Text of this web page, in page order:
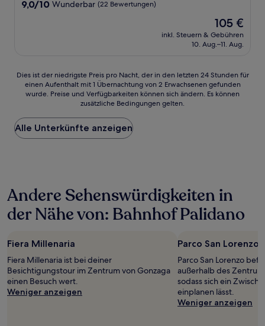
9.0
9,0/10 Wunderbar (22 Bewertungen)
Der
Preis
beträgt
105 €
inkl. Steuern & Gebühren
10. Aug.–11. Aug.
Dies
der
Preis
pro
Nacht,
24 Stunden
für
einen
1 Übernachtung
2 Erwachsenen
gefunden
wurde.
Preise
Dies ist der niedrigste Preis pro Nacht, der in den letzten 24 Stunden für
einen Aufenthalt mit 1 Übernachtung von 2 Erwachsenen gefunden
wurde. Preise und Verfügbarkeiten können sich ändern. Es können
zusätzliche Bedingungen gelten.
Alle Unterkünfte anzeigen
Andere Sehenswürdigkeiten in
der Nähe von: Bahnhof Palidano
Fiera Millenaria
Fiera Millenaria ist bei deiner
Besichtigungstour im Zentrum von Gonzaga
einen Besuch wert.
Weniger anzeigen
Parco San Lorenzo
Parco San Lorenzo
außerhalb des
sodass sich ein
einplanen lässt.
Weniger anzeigen